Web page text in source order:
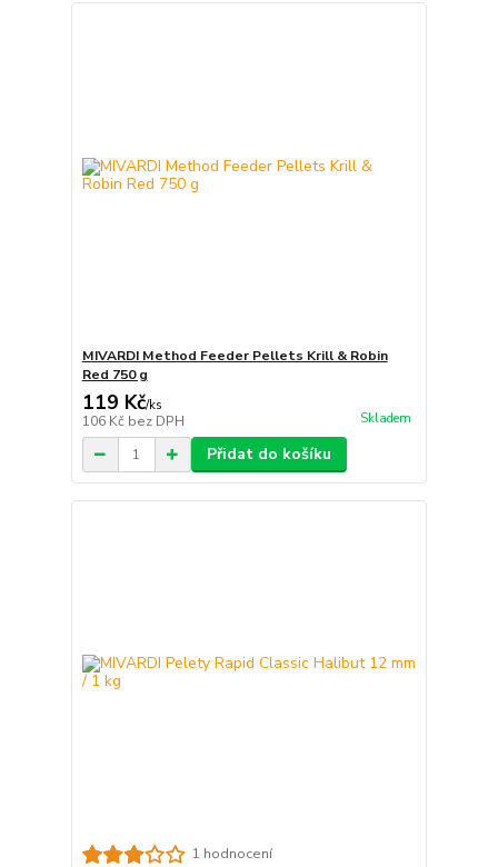
MIVARDI Method Feeder Pellets Krill & Robin
Red 750 g
119 Kč/ks
106 Kč bez DPH Skladem
Přidat do košíku
1 hodnocení